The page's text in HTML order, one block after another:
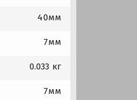
40мм
7мм
0.033 кг
7мм